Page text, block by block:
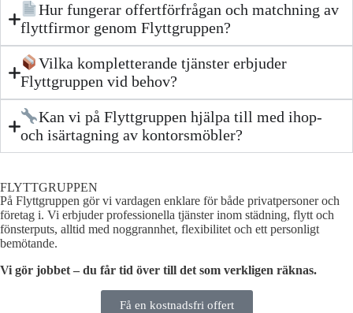
Hur fungerar offertförfrågan och matchning av
flyttfirmor genom Flyttgruppen?
Vilka kompletterande tjänster erbjuder
Flyttgruppen vid behov?
Kan vi på Flyttgruppen hjälpa till med ihop-
och isärtagning av kontorsmöbler?
FLYTTGRUPPEN
På Flyttgruppen gör vi vardagen enklare för både privatpersoner och
företag i. Vi erbjuder professionella tjänster inom städning, flytt och
fönsterputs, alltid med noggrannhet, flexibilitet och ett personligt
bemötande.
Vi gör jobbet – du får tid över till det som verkligen räknas.
Få en kostnadsfri offert